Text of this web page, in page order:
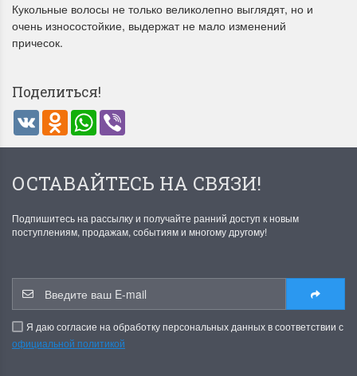
!! СКИДКА 20% ‼️ с 1 до 3 июня в
Чудетство...
Анастасия Туманова
1 июня 2024 11:29
На сайте пополнение
Спешите купить...
Анастасия Туманова
22 мая 2024 13:01
Кукольные волосы не только великолепно выглядят, но и
очень износостойкие, выдержат не мало изменений
причесок.
Поделиться!
VK Odnoklassniki
WhatsApp
ОСТАВАЙТЕСЬ НА СВЯЗИ!
Подпишитесь на рассылку и получайте ранний доступ к новым
поступлениям, продажам, событиям и многому другому!
Я даю согласие на обработку персональных данных в соответствии с
официальной политикой